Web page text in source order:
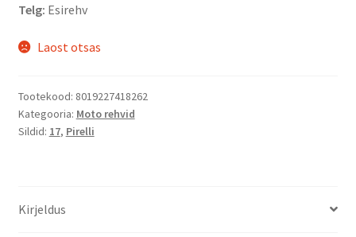
Telg: Esirehv
Laost otsas
Tootekood: 8019227418262
Kategooria: Moto rehvid
Sildid: 17, Pirelli
Kirjeldus